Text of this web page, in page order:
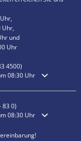
Uhr,
und
Uhr
4500)
auszublenden
08:30 Uhr
83 0)
auszublenden
08:30 Uhr